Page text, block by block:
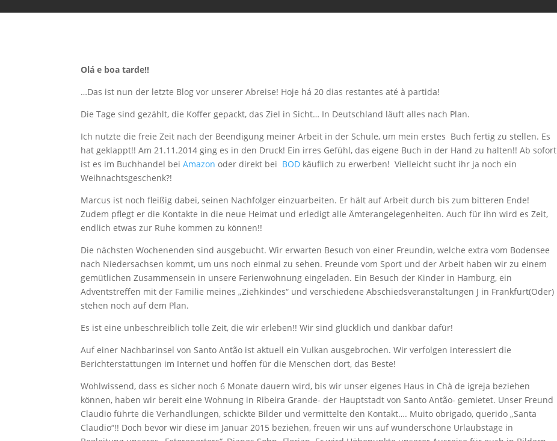
Olá e boa tarde!!
…Das ist nun der letzte Blog vor unserer Abreise! Hoje há 20 dias restantes até à partida!
Die Tage sind gezählt, die Koffer gepackt, das Ziel in Sicht… In Deutschland läuft alles nach Plan.
Ich nutzte die freie Zeit nach der Beendigung meiner Arbeit in der Schule, um mein erstes Buch fertig zu stellen. Es
hat geklappt!! Am 21.11.2014 ging es in den Druck! Ein irres Gefühl, das eigene Buch in der Hand zu halten!! Ab sofort
ist es im Buchhandel beiAmazon oder direkt bei BOD käuflich zu erwerben! Vielleicht sucht ihr ja noch ein
Weihnachtsgeschenk?!
Marcus ist noch fleißig dabei, seinen Nachfolger einzuarbeiten. Er hält auf Arbeit durch bis zum bitteren Ende!
Zudem pflegt er die Kontakte in die neue Heimat und erledigt alle Ämterangelegenheiten. Auch für ihn wird es Zeit,
endlich etwas zur Ruhe kommen zu können!!
Die nächsten Wochenenden sind ausgebucht. Wir erwarten Besuch von einer Freundin, welche extra vom Bodensee
nach Niedersachsen kommt, um uns noch einmal zu sehen. Freunde vom Sport und der Arbeit haben wir zu einem
gemütlichen Zusammensein in unsere Ferienwohnung eingeladen. Ein Besuch der Kinder in Hamburg, ein
Adventstreffen mit der Familie meines „Ziehkindes“ und verschiedene Abschiedsveranstaltungen J in Frankfurt(Oder)
stehen noch auf dem Plan.
Es ist eine unbeschreiblich tolle Zeit, die wir erleben!! Wir sind glücklich und dankbar dafür!
Auf einer Nachbarinsel von Santo Antão ist aktuell ein Vulkan ausgebrochen. Wir verfolgen interessiert die
Berichterstattungen im Internet und hoffen für die Menschen dort, das Beste!
Wohlwissend, dass es sicher noch 6 Monate dauern wird, bis wir unser eigenes Haus in Chà de igreja beziehen
können, haben wir bereit eine Wohnung in Ribeira Grande- der Hauptstadt von Santo Antão- gemietet. Unser Freund
Claudio führte die Verhandlungen, schickte Bilder und vermittelte den Kontakt…. Muito obrigado, querido „Santa
Claudio“!! Doch bevor wir diese im Januar 2015 beziehen, freuen wir uns auf wunderschöne Urlaubstage in